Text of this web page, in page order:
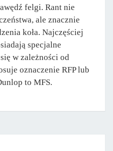
felgi. Rant nie
ale znacznie
koła. Najczęściej
specjalne
w zależności od
oznaczenie RFP lub
to MFS.